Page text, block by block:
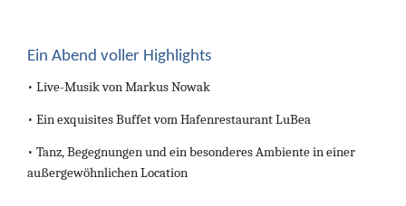
Ein Abend voller Highlights
• Live-Musik von Markus Nowak
• Ein exquisites Buffet vom Hafenrestaurant LuBea
• Tanz, Begegnungen und ein besonderes Ambiente in einer
außergewöhnlichen Location